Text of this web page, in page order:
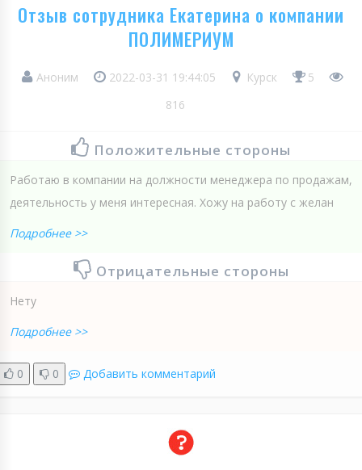
Отзыв сотрудника Екатерина о компании
ПОЛИМЕРИУМ
Аноним 2022-03-31 19:44:05 Курск
5
816
Положительные стороны
Работаю в компании на должности менеджера по продажам,
деятельность у меня интересная. Хожу на работу с желан
Подробнее >>
Отрицательные стороны
Нету
Подробнее >>
0 0 Добавить комментарий